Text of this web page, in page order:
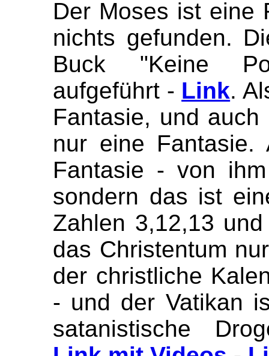
Der Moses ist eine
nichts gefunden.
Buck "Keine
aufgeführt - Link.
Fantasie, und
nur eine
Fantasie - von
sondern das ist
Zahlen 3,12,13
das Christentum
der christliche
- und der Vatikan
satanistische